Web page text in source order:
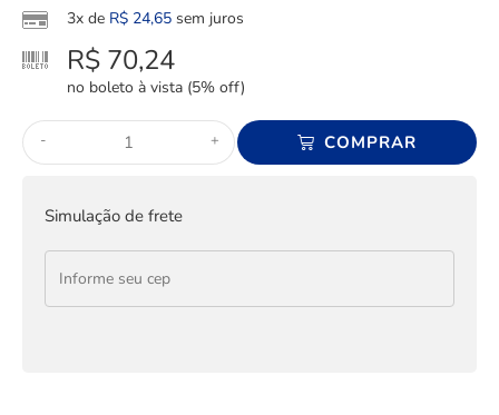
3x de R$ 24,65 sem juros
R$ 70,24
no boleto à vista (5% off)
- + COMPRAR
Simulação de frete